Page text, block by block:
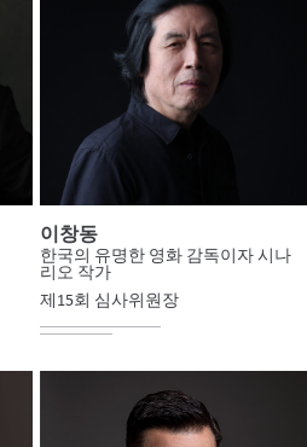
이창동
한국의 유명한 영화 감독이자 시나
리오 작가
제15회 심사위원장